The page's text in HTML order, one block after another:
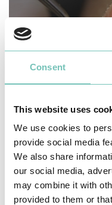
Consent
This website uses
We use cookies to
provide social media
We also share
our social media,
may combine it with
provided to them or